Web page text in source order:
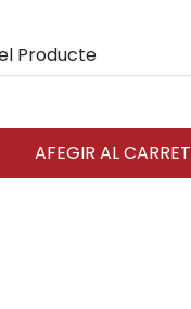
Producte
AFEGIR AL CARRET